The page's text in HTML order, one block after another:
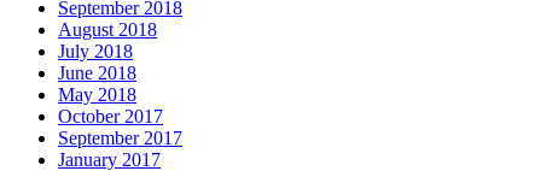
September 2018
August 2018
July 2018
June 2018
May 2018
October 2017
September 2017
January 2017